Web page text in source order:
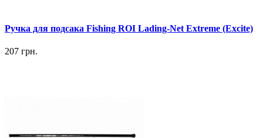
Ручка для подсака Fishing ROI Lading-Net Extreme (Excite)
207 грн.